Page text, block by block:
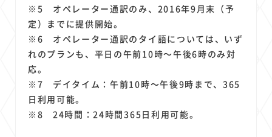
※5 オペレーター通訳のみ、2016年9月末（予
定）までに提供開始。
※6 オペレーター通訳のタイ語については、いず
れのプランも、平日の午前10時～午後6時のみ対
応。
※7 デイタイム：午前10時～午後9時まで、365
日利用可能。
※8 24時間：24時間365日利用可能。